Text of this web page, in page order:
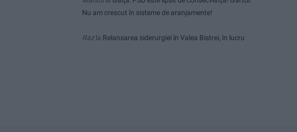
Nu am crescut în sisteme de aranjamente!
Razla Relansarea siderurgiei în Valea Bistrei, în lucru